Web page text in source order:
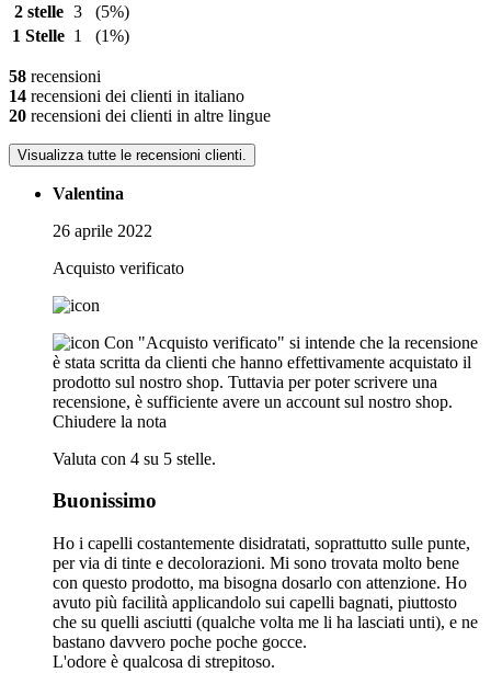
2 stelle 3
(5%)
1 Stelle 1 (1%)
58 recensioni
14 recensioni dei clienti in italiano
20 recensioni dei clienti in altre lingue
Visualizza tutte le recensioni clienti.
Valentina
26 aprile 2022
Acquisto verificato
Con "Acquisto verificato" si intende che la recensione
è stata scritta da clienti che hanno effettivamente acquistato il
prodotto sul nostro shop. Tuttavia per poter scrivere una
recensione, è sufficiente avere un account sul nostro shop.
Chiudere la nota
Valuta con 4 su 5 stelle.
Buonissimo
Ho i capelli costantemente disidratati, soprattutto sulle punte,
per via di tinte e decolorazioni. Mi sono trovata molto bene
con questo prodotto, ma bisogna dosarlo con attenzione. Ho
avuto più facilità applicandolo sui capelli bagnati, piuttosto
che su quelli asciutti (qualche volta me li ha lasciati unti), e ne
bastano davvero poche poche gocce.
L'odore è qualcosa di strepitoso.